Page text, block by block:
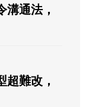
通法，
難改，